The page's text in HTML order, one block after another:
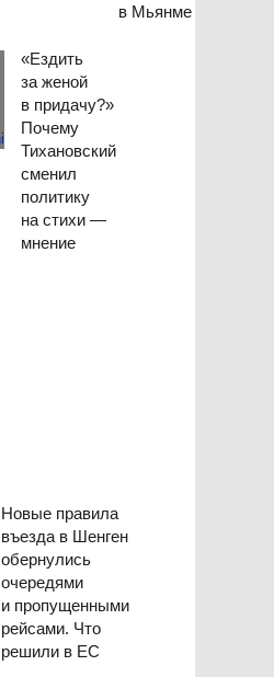
в Мьянме
«Ездить
за женой
в придачу?»
Почему
Тихановский
сменил
политику
на стихи —
мнение
Новые правила
въезда в Шенген
обернулись
очередями
и пропущенными
рейсами. Что
решили в ЕС